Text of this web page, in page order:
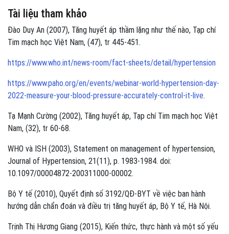
Tài liệu tham khảo
Đào Duy An (2007), Tăng huyết áp thầm lặng như thế nào, Tạp chí
Tim mạch học Việt Nam, (47), tr 445-451.
https://www.who.int/news-room/fact-sheets/detail/hypertension
https://www.paho.org/en/events/webinar-world-hypertension-day-
2022-measure-your-blood-pressure-accurately-control-it-live.
Tạ Mạnh Cường (2002), Tăng huyết áp, Tạp chí Tim mạch học Việt
Nam, (32), tr 60-68.
WHO và ISH (2003), Statement on management of hypertension,
Journal of Hypertension, 21(11), p. 1983-1984. doi:
10.1097/00004872-200311000-00002.
Bộ Y tế (2010), Quyết định số 3192/QĐ-BYT về việc ban hành
hướng dẫn chẩn đoán và điều trị tăng huyết áp, Bộ Y tế, Hà Nội.
Trịnh Thị Hương Giang (2015), Kiến thức, thực hành và một số yếu